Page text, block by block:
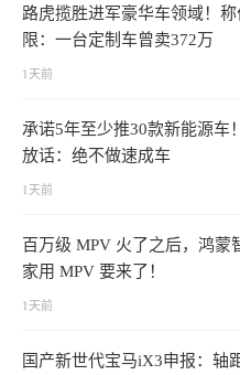
路虎揽胜进军豪华车领域！
限：一台定制车曾卖372万
1天前
承诺5年至少推30款新能源车
放话：绝不做速成车
1天前
百万级 MPV 火了之后，鸿蒙
家用 MPV 要来了！
1天前
国产新世代宝马iX3申报：轴